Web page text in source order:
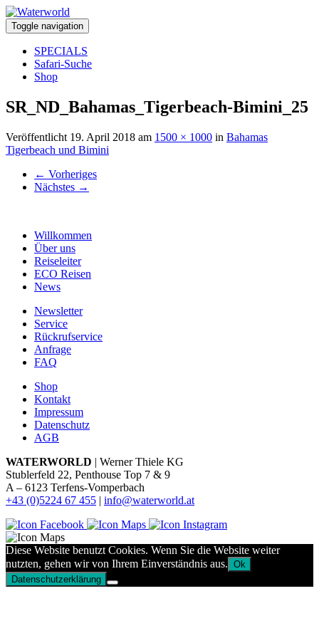
Toggle navigation
SPECIALS
Safari-Suche
Shop
SR_ND_Bahamas_Tigerbeach-Bimini_25
Veröffentlicht 19. April 2018 am 1500 × 1000 in Bahamas
Tigerbeach und Bimini
← Vorheriges
Nächstes →
Willkommen
Über uns
Reiseleiter
ECO Reisen
News
Newsletter
Service
Rückrufservice
Anfrage
FAQ
Shop
Kontakt
Impressum
Datenschutz
AGB
WATERWORLD | Werner Thiele KG
Stublerfeld 22, Penthouse Top 7 & 9
A – 6123 Terfens-Vomperbach
+43 (0)5224 67 455 | info@waterworld.at
Diese Website benutzt Cookies. Wenn Sie die Website weiter
nutzten, gehen wir von Ihrem Einverständnis aus. Ok
Datenschutzerklärung